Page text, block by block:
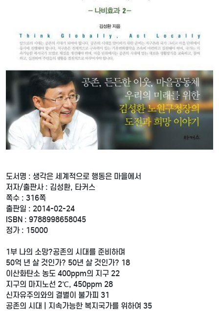
도서명 : 생각은 세계적으로 행동은 마을에서
저자/출판사 : 김성환, 타커스
쪽수 : 316쪽
출판일 : 2014-02-24
ISBN : 9788998658045
정가 : 15000
1부 나의 소망?공존의 시대를 준비하며
50억 년 살 것인가? 50년 살 것인가? 18
이산화탄소 농도 400ppm의 지구 22
지구의 마지노선 2℃, 450ppm 28
신자유주의와의 결별이 불가피 31
공존의 시대 | 지속가능한 복지국가를 위하여 35